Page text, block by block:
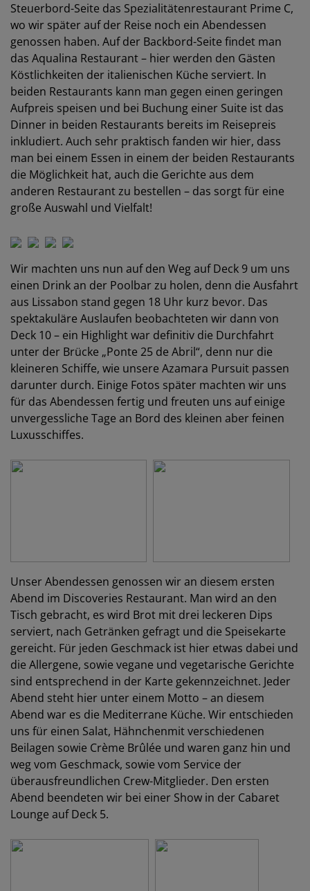
Steuerbord-Seite das Spezialitätenrestaurant Prime C,
wo wir später auf der Reise noch ein Abendessen
genossen haben. Auf der Backbord-Seite findet man
das Aqualina Restaurant – hier werden den Gästen
Köstlichkeiten der italienischen Küche serviert. In
beiden Restaurants kann man gegen einen geringen
Aufpreis speisen und bei Buchung einer Suite ist das
Dinner in beiden Restaurants bereits im Reisepreis
inkludiert. Auch sehr praktisch fanden wir hier, dass
man bei einem Essen in einem der beiden Restaurants
die Möglichkeit hat, auch die Gerichte aus dem
anderen Restaurant zu bestellen – das sorgt für eine
große Auswahl und Vielfalt!
Wir machten uns nun auf den Weg auf Deck 9 um uns
einen Drink an der Poolbar zu holen, denn die Ausfahrt
aus Lissabon stand gegen 18 Uhr kurz bevor. Das
spektakuläre Auslaufen beobachteten wir dann von
Deck 10 – ein Highlight war definitiv die Durchfahrt
unter der Brücke „Ponte 25 de Abril“, denn nur die
kleineren Schiffe, wie unsere Azamara Pursuit passen
darunter durch. Einige Fotos später machten wir uns
für das Abendessen fertig und freuten uns auf einige
unvergessliche Tage an Bord des kleinen aber feinen
Luxusschiffes.
Unser Abendessen genossen wir an diesem ersten
Abend im Discoveries Restaurant. Man wird an den
Tisch gebracht, es wird Brot mit drei leckeren Dips
serviert, nach Getränken gefragt und die Speisekarte
gereicht. Für jeden Geschmack ist hier etwas dabei und
die Allergene, sowie vegane und vegetarische Gerichte
sind entsprechend in der Karte gekennzeichnet. Jeder
Abend steht hier unter einem Motto – an diesem
Abend war es die Mediterrane Küche. Wir entschieden
uns für einen Salat, Hähnchenmit verschiedenen
Beilagen sowie Crème Brûlée und waren ganz hin und
weg vom Geschmack, sowie vom Service der
überausfreundlichen Crew-Mitglieder. Den ersten
Abend beendeten wir bei einer Show in der Cabaret
Lounge auf Deck 5.